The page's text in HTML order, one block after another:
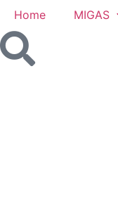
Home MIGAS